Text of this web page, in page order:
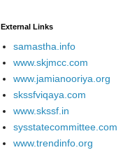
External ‎Links
samastha.info
www.skjmcc.com
www.jamianooriya.org
skssfviqaya.com
www.skssf.in
sysstatecommittee.com
www.trendinfo.org